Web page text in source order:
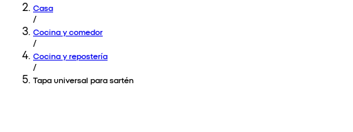
Casa
/
Cocina y comedor
/
Cocina y repostería
/
Tapa universal para sartén